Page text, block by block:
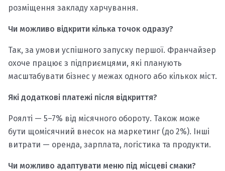
розміщення закладу харчування.
Чи можливо відкрити кілька точок одразу?
Так, за умови успішного запуску першої. Франчайзер
охоче працює з підприємцями, які планують
масштабувати бізнес у межах одного або кількох міст.
Які додаткові платежі після відкриття?
Роялті — 5–7% від місячного обороту. Також може
бути щомісячний внесок на маркетинг (до 2%). Інші
витрати — оренда, зарплата, логістика та продукти.
Чи можливо адаптувати меню під місцеві смаки?